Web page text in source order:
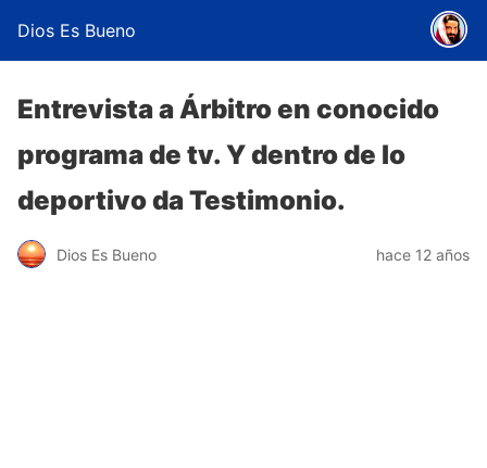
Dios Es Bueno
Entrevista a Árbitro en conocido
programa de tv. Y dentro de lo
deportivo da Testimonio.
Dios Es Bueno hace 12 años